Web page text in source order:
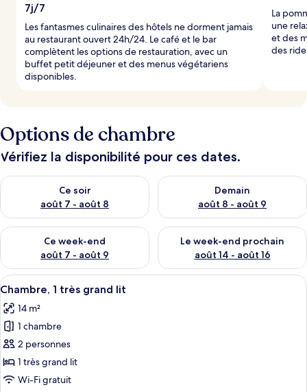
7j/7
Les fantasmes culinaires des hôtels ne dorment jamais
au restaurant ouvert 24h/24. Le café et le bar
complètent les options de restauration, avec un
buffet petit déjeuner et des menus végétariens
disponibles.
La
une
et des
des
Options de chambre
Vérifiez la disponibilité pour ces dates.
Ce soir
août 7 - août 8
Vérifier la disponibilité pour ce soir août 7 - août 8
Demain
août 8 - août 9
Vérifier la disponibilité pour
Ce week-end
août 7 - août 9
Vérifier la disponibilité pour ce week-end août 7 - août 9
Le week-end prochain
août 14 - août 16
Vérifier la disponibilité pour
Afficher
toutes
les
photos
pour
ce
type
Une chambre d’hôtel compacte
11
Chambre, 1 très grand lit
14 m²
1 chambre
2 personnes
1 très grand lit
Wi-Fi gratuit